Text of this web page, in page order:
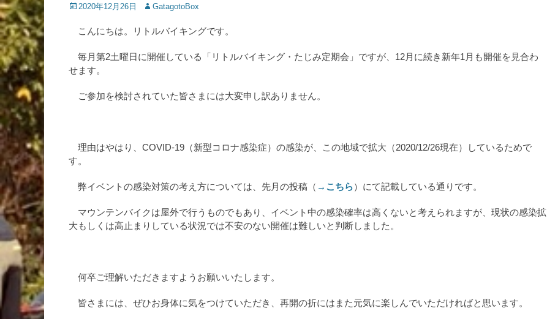
投 2020年12月26日
投
者
GatagotoBox
こんにちは。リトルバイキングです。
毎月第2土曜日に開催している「リトルバイキング・たじみ定期会」ですが、12月に続き新年1月も開催を見合わ
せます。
ご参加を検討されていた皆さまには大変申し訳ありません。
理由はやはり、COVID-19（新型コロナ感染症）の感染が、この地域で拡大（2020/12/26現在）しているためで
す。
弊イベントの感染対策の考え方については、先月の投稿（ →こちら）にて記載している通りです。
マウンテンバイクは屋外で行うものでもあり、イベント中の感染確率は高くないと考えられますが、現状の感染拡
大もしくは高止まりしている状況では不安のない開催は難しいと判断しました。
何卒ご理解いただきますようお願いいたします。
皆さまには、ぜひお身体に気をつけていただき、再開の折にはまた元気に楽しんでいただければと思います。